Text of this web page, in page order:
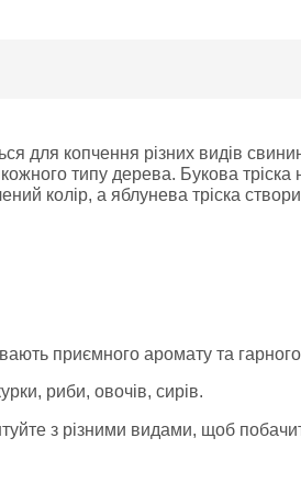
для копчення різних видів
типу дерева. Букова тріска
колір, а яблунева тріска
приємного аромату та
риби, овочів, сирів.
з різними видами, щоб